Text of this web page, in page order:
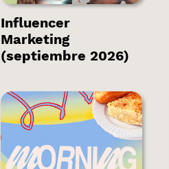
Influencer
Marketing
(septiembre 2026)
Quedan pocas
plazas.